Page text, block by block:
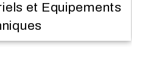
/ Presse